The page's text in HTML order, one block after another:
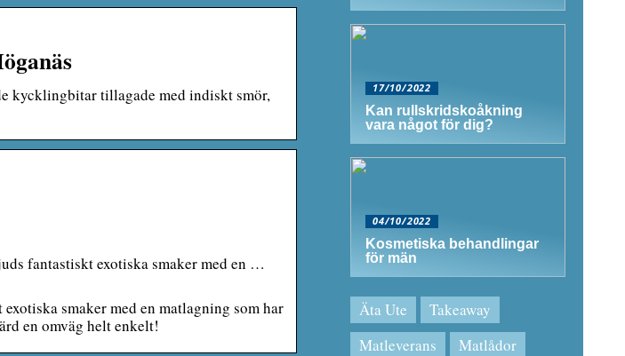
kycklingbitar tillagade med indiskt smör,
fantastiskt exotiska smaker med en …
smaker med en matlagning som har
en omväg helt enkelt!
17/10/2022
Kan rullskridskoåkning
vara något för dig?
04/10/2022
Kosmetiska behandlingar
för män
Äta Ute
Takeaway
Matleverans
Matlådor